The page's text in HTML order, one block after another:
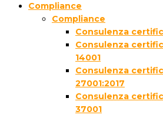
Compliance
Compliance
Consulenza
Consulenza
14001
Consulenza
27001:2017
Consulenza
37001